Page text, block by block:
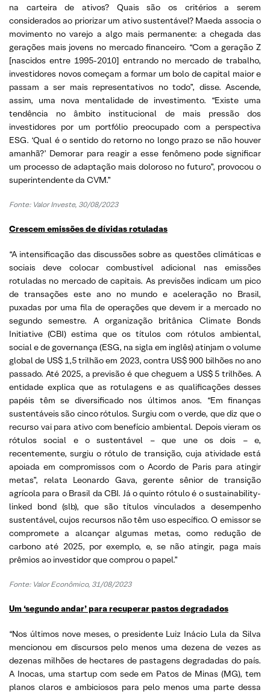
na carteira de ativos? Quais são os critérios a serem
considerados ao priorizar um ativo sustentável? Maeda associa o
movimento no varejo a algo mais permanente: a chegada das
gerações mais jovens no mercado financeiro. “Com a geração Z
[nascidos entre 1995-2010] entrando no mercado de trabalho,
investidores novos começam a formar um bolo de capital maior e
passam a ser mais representativos no todo”, disse. Ascende,
assim, uma nova mentalidade de investimento. “Existe uma
tendência no âmbito institucional de mais pressão dos
investidores por um portfólio preocupado com a perspectiva
ESG. ‘Qual é o sentido do retorno no longo prazo se não houver
amanhã?’ Demorar para reagir a esse fenômeno pode significar
um processo de adaptação mais doloroso no futuro”, provocou o
superintendente da CVM.”
Fonte: Valor Investe, 30/08/2023
Crescem emissões de dívidas rotuladas
“A intensificação das discussões sobre as questões climáticas e
sociais deve colocar combustível adicional nas emissões
rotuladas no mercado de capitais. As previsões indicam um pico
de transações este ano no mundo e aceleração no Brasil,
puxadas por uma fila de operações que devem ir a mercado no
segundo semestre. A organização britânica Climate Bonds
Initiative (CBI) estima que os títulos com rótulos ambiental,
social e de governança (ESG, na sigla em inglês) atinjam o volume
global de US$ 1,5 trilhão em 2023, contra US$ 900 bilhões no ano
passado. Até 2025, a previsão é que cheguem a US$ 5 trilhões. A
entidade explica que as rotulagens e as qualificações desses
papéis têm se diversificado nos últimos anos. “Em finanças
sustentáveis são cinco rótulos. Surgiu com o verde, que diz que o
recurso vai para ativo com benefício ambiental. Depois vieram os
rótulos social e o sustentável – que une os dois – e,
recentemente, surgiu o rótulo de transição, cuja atividade está
apoiada em compromissos com o Acordo de Paris para atingir
metas”, relata Leonardo Gava, gerente sênior de transição
agrícola para o Brasil da CBI. Já o quinto rótulo é o sustainability-
linked bond (slb), que são títulos vinculados a desempenho
sustentável, cujos recursos não têm uso específico. O emissor se
compromete a alcançar algumas metas, como redução de
carbono até 2025, por exemplo, e, se não atingir, paga mais
prêmios ao investidor que comprou o papel.”
Fonte: Valor Econômico, 31/08/2023
Um ‘segundo andar’ para recuperar pastos degradados
“Nos últimos nove meses, o presidente Luiz Inácio Lula da Silva
mencionou em discursos pelo menos uma dezena de vezes as
dezenas milhões de hectares de pastagens degradadas do país.
A Inocas, uma startup com sede em Patos de Minas (MG), tem
planos claros e ambiciosos para pelo menos uma parte dessa